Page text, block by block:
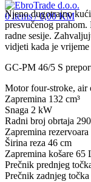
0items / 0,00KM
Njeno dugotrajno
presvučenog
radne sesije.
vidjeti kada je
GC-PM 46/5 S
Motor four-stroke, air
Zapremina 132 cm³
Snaga 2 kW
Radni broj obrtaja
Zapremina
Širina reza 46 cm
Zapremina košare 65
Prečnik prednjeg
Prečnik zadnjeg